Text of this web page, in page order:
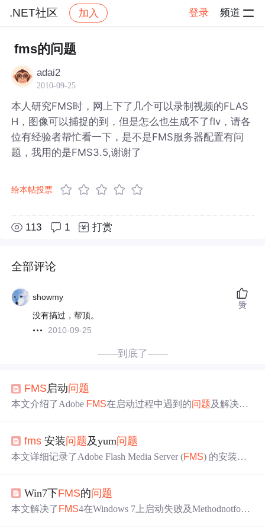
.NET社区 加入 登录 频道
社区 .NET社区
fms的问题
adai2
2010-09-25
本人研究FMS时，网上下了几个可以录制视频的FLAS
H，图像可以捕捉的到，但是怎么也生成不了flv，请各
位有经验者帮忙看一下，是不是FMS服务器配置有问
题，我用的是FMS3.5,谢谢了
给本帖投票
113 1 打赏
全部评论
showmy
没有搞过，帮顶。
2010-09-25
赞
——到底了——
FMS启动问题
本文介绍了Adobe FMS在启动过程中遇到的问题及解决方
fms 安装问题及yum问题
本文详细记录了Adobe Flash Media Server (FMS) 的安装过
Win7下FMS的问题
本文解决了 FMS4在Windows 7上启动失败及Methodnotfoun